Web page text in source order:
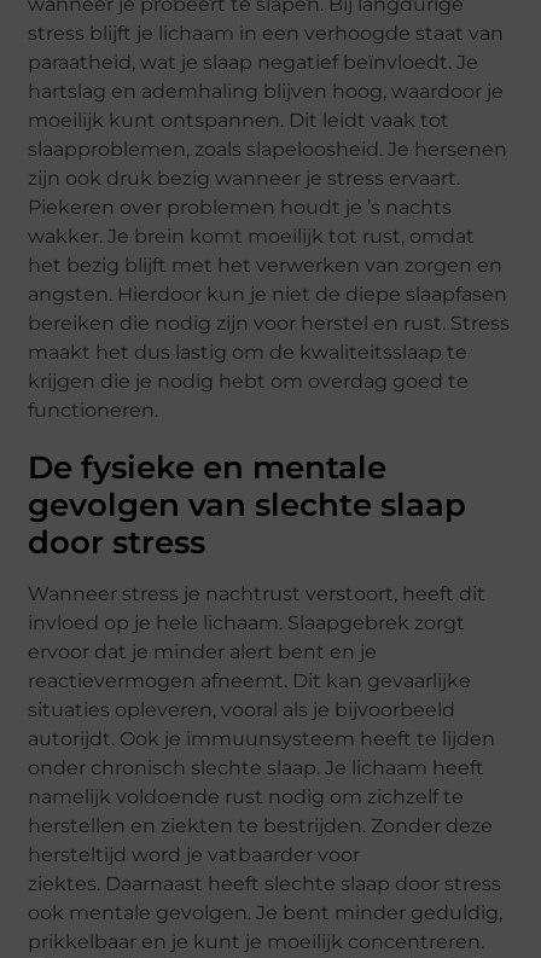
wanneer je probeert te slapen. Bij langdurige
stress blijft je lichaam in een verhoogde staat van
paraatheid, wat je slaap negatief beïnvloedt. Je
hartslag en ademhaling blijven hoog, waardoor je
moeilijk kunt ontspannen. Dit leidt vaak tot
slaapproblemen, zoals slapeloosheid. Je hersenen
zijn ook druk bezig wanneer je stress ervaart.
Piekeren over problemen houdt je ’s nachts
wakker. Je brein komt moeilijk tot rust, omdat
het bezig blijft met het verwerken van zorgen en
angsten. Hierdoor kun je niet de diepe slaapfasen
bereiken die nodig zijn voor herstel en rust. Stress
maakt het dus lastig om de kwaliteitsslaap te
krijgen die je nodig hebt om overdag goed te
functioneren.
De fysieke en mentale
gevolgen van slechte slaap
door stress
Wanneer stress je nachtrust verstoort, heeft dit
invloed op je hele lichaam. Slaapgebrek zorgt
ervoor dat je minder alert bent en je
reactievermogen afneemt. Dit kan gevaarlijke
situaties opleveren, vooral als je bijvoorbeeld
autorijdt. Ook je immuunsysteem heeft te lijden
onder chronisch slechte slaap. Je lichaam heeft
namelijk voldoende rust nodig om zichzelf te
herstellen en ziekten te bestrijden. Zonder deze
hersteltijd word je vatbaarder voor
ziektes. Daarnaast heeft slechte slaap door stress
ook mentale gevolgen. Je bent minder geduldig,
prikkelbaar en je kunt je moeilijk concentreren.